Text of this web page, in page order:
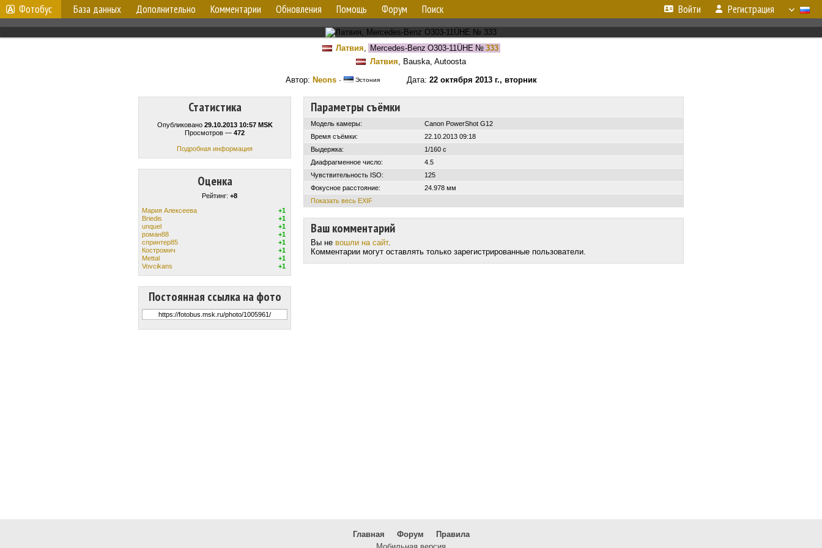
Фотобус База данных Дополнительно Комментарии Обновления Помощь Форум Поиск Войти Регистрация
Латвия, Mercedes-Benz O303-11ÜHE № 333
Латвия, Bauska, Autoosta
Автор: Neons· ЭстонияДата: 22 октября 2013 г., вторник
Статистика
Опубликовано 29.10.2013 10:57 MSK
Просмотров — 472
Подробная информация
Оценка
Рейтинг: +8
Мария Алексеева
+1
Briedis
+1
unquel
+1
роман88
+1
спринтер85
+1
Костромич
+1
Mettal
+1
Vovcikans
+1
Постоянная ссылка на фото
Параметры съёмки
Модель камеры:
Canon PowerShot G12
Время съёмки:
22.10.2013 09:18
Выдержка:
1/160 с
Диафрагменное число:
4.5
Чувствительность ISO:
125
Фокусное расстояние:
24.978 мм
Показать весь EXIF
Ваш комментарий
Вы не вошли на сайт.
Комментарии могут оставлять только зарегистрированные пользователи.
Главная Форум
Правила